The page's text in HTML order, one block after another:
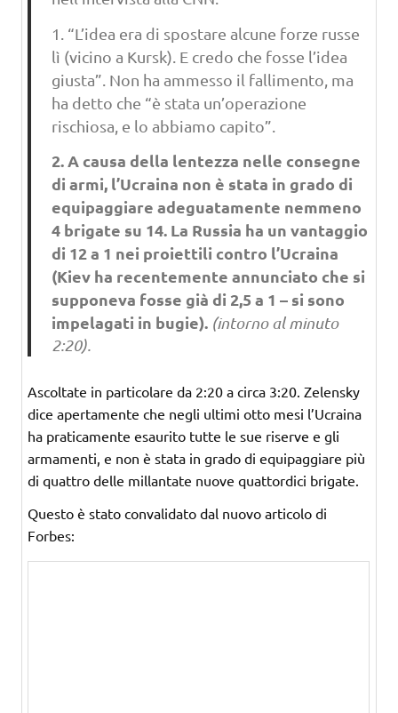
1. “L’idea era di spostare alcune forze russe
lì (vicino a Kursk). E credo che fosse l’idea
giusta”. Non ha ammesso il fallimento, ma
ha detto che “è stata un’operazione
rischiosa, e lo abbiamo capito”.
2. A causa della lentezza nelle consegne
di armi, l’Ucraina non è stata in grado di
equipaggiare adeguatamente nemmeno
4 brigate su 14. La Russia ha un vantaggio
di 12 a 1 nei proiettili contro l’Ucraina
(Kiev ha recentemente annunciato che si
supponeva fosse già di 2,5 a 1 – si sono
impelagati in bugie). (intorno al minuto
2:20).
Ascoltate in particolare da 2:20 a circa 3:20. Zelensky
dice apertamente che negli ultimi otto mesi l’Ucraina
ha praticamente esaurito tutte le sue riserve e gli
armamenti, e non è stata in grado di equipaggiare più
di quattro delle millantate nuove quattordici brigate.
Questo è stato convalidato dal nuovo articolo di
Forbes: